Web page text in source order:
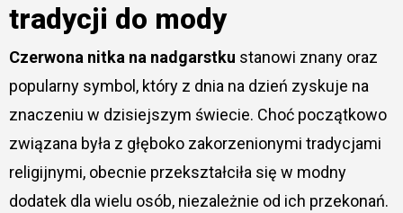
tradycji do mody
Czerwona nitka na nadgarstku stanowi znany oraz
popularny symbol, który z dnia na dzień zyskuje na
znaczeniu w dzisiejszym świecie. Choć początkowo
związana była z głęboko zakorzenionymi tradycjami
religijnymi, obecnie przekształciła się w modny
dodatek dla wielu osób, niezależnie od ich przekonań.